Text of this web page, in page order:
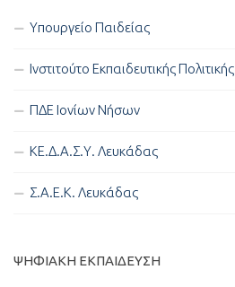
Υπουργείο Παιδείας
Ινστιτούτο Εκπαιδευτικής Πολιτικής
ΠΔΕ Ιονίων Νήσων
ΚΕ.Δ.Α.Σ.Υ. Λευκάδας
Σ.Α.Ε.Κ. Λευκάδας
ΨΗΦΙΑΚΉ ΕΚΠΑΊΔΕΥΣΗ